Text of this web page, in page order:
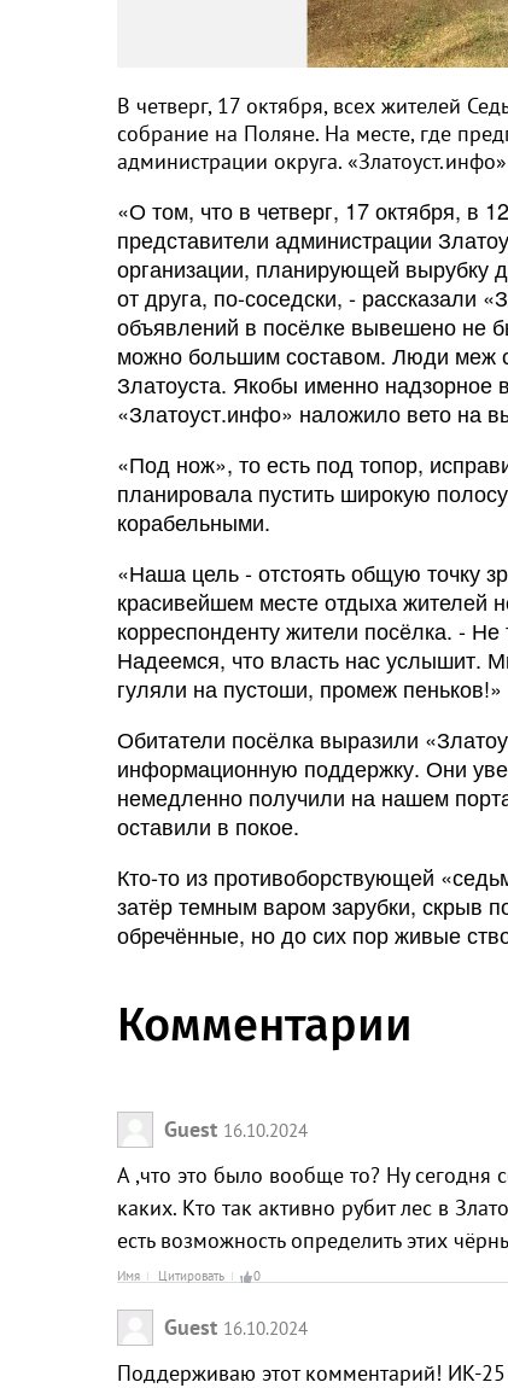
В четверг, 17 октября, всех жителей
собрание на Поляне. На месте, где
администрации округа.
«О том, что в четверг, 17 октября, в
представители администрации
организации, планирующей вырубку
от друга, по-соседски, - рассказали
объявлений в посёлке вывешено не
можно большим составом. Люди меж
Златоуста. Якобы именно надзорное
«Златоуст.инфо» наложило вето на
«Под нож», то есть под топор,
планировала пустить широкую
корабельными.
«Наша цель - отстоять общую точку
красивейшем месте отдыха жителей
корреспонденту жители посёлка. -
Надеемся, что власть нас услышит.
гуляли на пустоши, промеж пеньков!»
Обитатели посёлка выразили
информационную поддержку. Они
немедленно получили на нашем
оставили в покое.
Кто-то из противоборствующей
затёр темным варом зарубки, скрыв
обречённые, но до сих пор живые
Комментарии
Guest 16.10.2024
А ,что это было вообще то? Ну сегодня
каких. Кто так активно рубит лес в
есть возможность определить этих
Имя Цитировать 0
Guest 16.10.2024
Поддерживаю этот комментарий! ИК-25